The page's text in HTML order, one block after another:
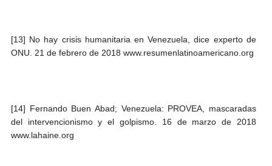
[13] No hay crisis humanitaria en Venezuela, dice experto de
ONU. 21 de febrero de 2018 www.resumenlatinoamericano.org
[14] Fernando Buen Abad; Venezuela: PROVEA, mascaradas
del intervencionismo y el golpismo. 16 de marzo de 2018
www.lahaine.org